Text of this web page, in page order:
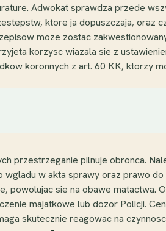
Adwokat sprawdza przede
ktore ja dopuszczaja, oraz
moze zostac
korzysc wiazala sie z
koronnych z art. 60 KK, ktorzy
przestrzeganie pilnuje obronca.
w akta sprawy oraz prawo
sie na obawe matactwa.
majatkowe lub dozor Policji.
skutecznie reagowac na